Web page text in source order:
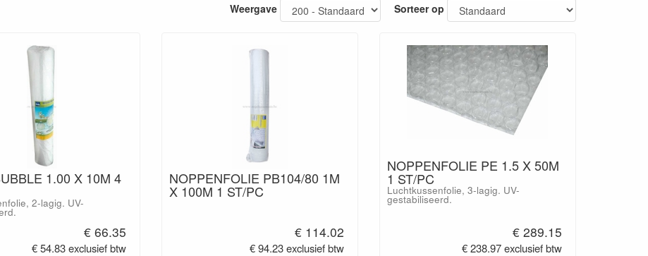
Weergave Sorteer op
1.00 X 10M 4
2-lagig. UV-
€ 66.35
€ 54.83 exclusief btw
NOPPENFOLIE PB104/80 1M
X 100M 1 ST/PC
€ 114.02
€ 94.23 exclusief btw
NOPPENFOLIE PE 1.5 X 50M
1 ST/PC
Luchtkussenfolie, 3-lagig. UV-
gestabiliseerd.
€ 289.15
€ 238.97 exclusief btw